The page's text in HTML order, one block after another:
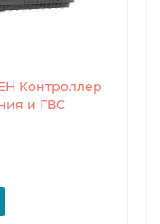
Контроллер
и ГВС